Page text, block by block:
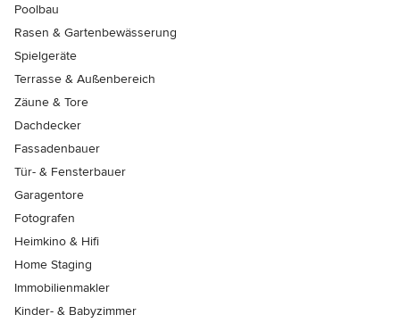
Poolbau
Rasen & Gartenbewässerung
Spielgeräte
Terrasse & Außenbereich
Zäune & Tore
Dachdecker
Fassadenbauer
Tür- & Fensterbauer
Garagentore
Fotografen
Heimkino & Hifi
Home Staging
Immobilienmakler
Kinder- & Babyzimmer